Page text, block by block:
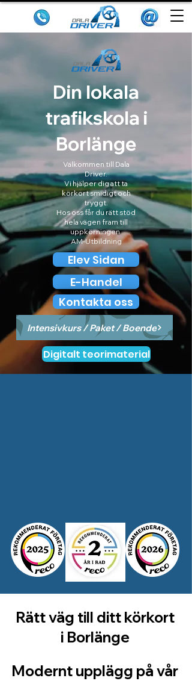
Din lokala
trafikskola i
Borlänge
Välkommen till Dala
Driver.
Vi hjälper dig att ta
körkort smidigt och
tryggt.
Hos oss får du rätt stöd
hela vägen fram till
uppkörningen.
AM-Utbildning
Elev Sidan
E-Handel
Kontakta oss
Intensivkurs / Paket / Boende
Digitalt teorimaterial
Rätt väg till ditt körkort
i Borlänge
Modernt upplägg på vår